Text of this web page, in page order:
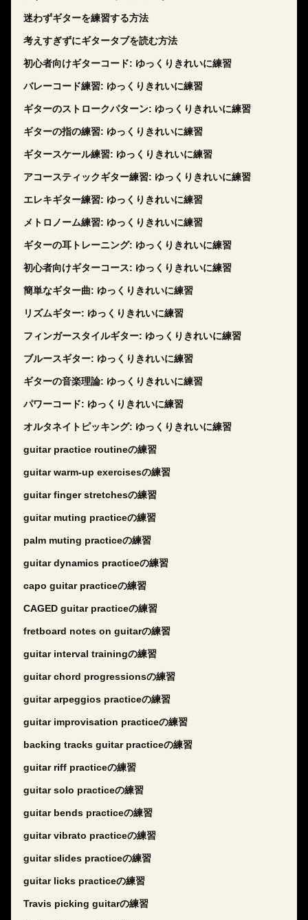
迷わずギターを練習する方法
考えすぎずにギタータブを読む方法
初心者向けギターコード: ゆっくりきれいに練習
バレーコード練習: ゆっくりきれいに練習
ギターのストロークパターン: ゆっくりきれいに練習
ギターの指の練習: ゆっくりきれいに練習
ギタースケール練習: ゆっくりきれいに練習
アコースティックギター練習: ゆっくりきれいに練習
エレキギター練習: ゆっくりきれいに練習
メトロノーム練習: ゆっくりきれいに練習
ギターの耳トレーニング: ゆっくりきれいに練習
初心者向けギターコース: ゆっくりきれいに練習
簡単なギター曲: ゆっくりきれいに練習
リズムギター: ゆっくりきれいに練習
フィンガースタイルギター: ゆっくりきれいに練習
ブルースギター: ゆっくりきれいに練習
ギターの音楽理論: ゆっくりきれいに練習
パワーコード: ゆっくりきれいに練習
オルタネイトピッキング: ゆっくりきれいに練習
guitar practice routineの練習
guitar warm-up exercisesの練習
guitar finger stretchesの練習
guitar muting practiceの練習
palm muting practiceの練習
guitar dynamics practiceの練習
capo guitar practiceの練習
CAGED guitar practiceの練習
fretboard notes on guitarの練習
guitar interval trainingの練習
guitar chord progressionsの練習
guitar arpeggios practiceの練習
guitar improvisation practiceの練習
backing tracks guitar practiceの練習
guitar riff practiceの練習
guitar solo practiceの練習
guitar bends practiceの練習
guitar vibrato practiceの練習
guitar slides practiceの練習
guitar licks practiceの練習
Travis picking guitarの練習